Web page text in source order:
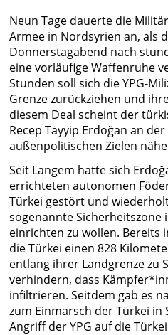
Neun Tage dauerte die
Armee in Nordsyrien an, als
Donnerstagabend nach
eine vorläufige Waffenruhe
Stunden soll sich die YPG-
Grenze zurückziehen und
diesem Deal scheint der
Recep Tayyip Erdoğan an
außenpolitischen Zielen
Seit Langem hatte sich
errichteten autonomen
Türkei gestört und
sogenannte Sicherheitszone
einrichten zu wollen. Bereits
die Türkei einen 828
entlang ihrer Landgrenze zu
verhindern, dass
infiltrieren. Seitdem gab es
zum Einmarsch der Türkei in
Angriff der YPG auf die